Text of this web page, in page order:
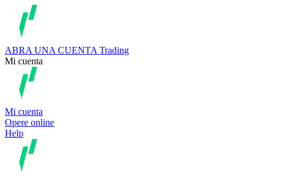
ABRA UNA CUENTA Trading
Mi cuenta
Mi cuenta
Opere online
Help